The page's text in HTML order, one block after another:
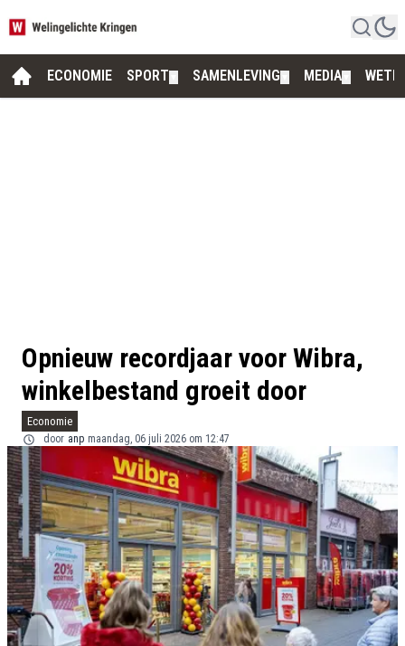
ECONOMIE SPORT SAMENLEVING MEDIA
Opnieuw recordjaar voor Wibra,
winkelbestand groeit door
Economie
door anp maandag, 06 juli 2026 om 12:47